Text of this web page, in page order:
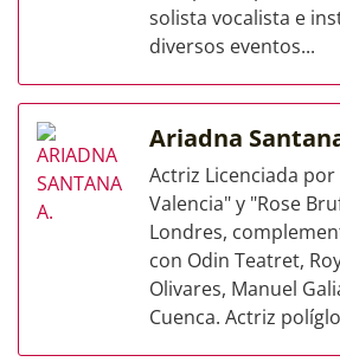
solista vocalista e
diversos eventos...
Ariadna
Actriz Licenciada por
Valencia" y "Rose
Londres,
con Odin Teatret,
Olivares, Manuel
Cuenca. Actriz